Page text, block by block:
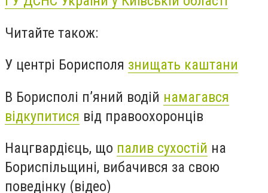
Читайте також:
У центрі Борисполя знищать каштани
В Борисполі п’яний водій намагався
відкупитися від правоохоронців
Нацгвардієць, що палив сухостій на
Бориспільщині, вибачився за свою
поведінку (відео)